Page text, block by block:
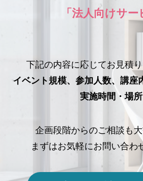
「法人向けサー
下記の内容に応じてお見積
イベント規模、参加人数、講座
実施時間・場所
企画段階からのご相談も大
まずはお気軽にお問い合わ